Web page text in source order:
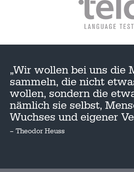
„Wir wollen bei uns die
sammeln, die nicht
wollen, sondern die
nämlich sie selbst,
Wuchses und eigener
– Theodor Heuss